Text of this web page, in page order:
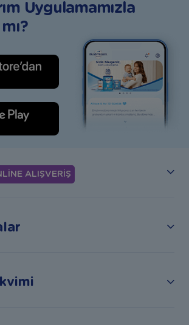
Uygulamamızla
ALIŞVERİŞ